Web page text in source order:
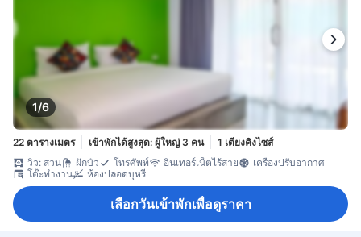
1/6
22 ตารางเมตร เข้าพักได้สูงสุด: ผู้ใหญ่ 3 คน
1 เตียงคิงไซส์
วิว: สวน
ฝักบัว โทรศัพท์ อินเทอร์เน็ตไร้สาย
เครื่องปรับอากาศ
โต๊ะทำงาน
ห้องปลอดบุหรี่
เลือกวันเข้าพักเพื่อดูราคา